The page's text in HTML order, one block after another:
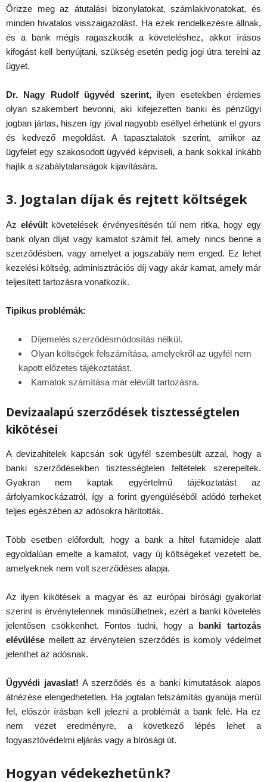
Őrizze meg az átutalási bizonylatokat, számlakivonatokat, és
minden hivatalos visszaigazolást. Ha ezek rendelkezésre állnak,
és a bank mégis ragaszkodik a követeléshez, akkor írásos
kifogást kell benyújtani, szükség esetén pedig jogi útra terelni az
ügyet.
Dr. Nagy Rudolf ügyvéd szerint,ilyen esetekben érdemes
olyan szakembert bevonni, aki kifejezetten banki és pénzügyi
jogban jártas, hiszen így jóval nagyobb eséllyel érhetünk el gyors
és kedvező megoldást. A tapasztalatok szerint, amikor az
ügyfelet egy szakosodott ügyvéd képviseli, a bank sokkal inkább
hajlik a szabálytalanságok kijavítására.
3. Jogtalan díjak és rejtett költségek
Az elévült követelések érvényesítésén túl nem ritka, hogy egy
bank olyan díjat vagy kamatot számít fel, amely nincs benne a
szerződésben, vagy amelyet a jogszabály nem enged. Ez lehet
kezelési költség, adminisztrációs díj vagy akár kamat, amely már
teljesített tartozásra vonatkozik.
Tipikus problémák:
Díjemelés szerződésmódosítás nélkül.
Olyan költségek felszámítása, amelyekről az ügyfél nem
kapott előzetes tájékoztatást.
Kamatok számítása már elévült tartozásra.
Devizaalapú szerződések tisztességtelen
kikötései
A devizahitelek kapcsán sok ügyfél szembesült azzal, hogy a
banki szerződésekben tisztességtelen feltételek szerepeltek.
Gyakran nem kaptak egyértelmű tájékoztatást az
árfolyamkockázatról, így a forint gyengüléséből adódó terheket
teljes egészében az adósokra hárították.
Több esetben előfordult, hogy a bank a hitel futamideje alatt
egyoldalúan emelte a kamatot, vagy új költségeket vezetett be,
amelyeknek nem volt szerződéses alapja.
Az ilyen kikötések a magyar és az európai bírósági gyakorlat
szerint is érvénytelennek minősülhetnek, ezért a banki követelés
jelentősen csökkenhet. Fontos tudni, hogy a banki tartozás
elévülése mellett az érvénytelen szerződés is komoly védelmet
jelenthet az adósnak.
Ügyvédi javaslat! A szerződés és a banki kimutatások alapos
átnézése elengedhetetlen. Ha jogtalan felszámítás gyanúja merül
fel, először írásban kell jelezni a problémát a bank felé. Ha ez
nem vezet eredményre, a következő lépés lehet a
fogyasztóvédelmi eljárás vagy a bírósági út.
Hogyan védekezhetünk?